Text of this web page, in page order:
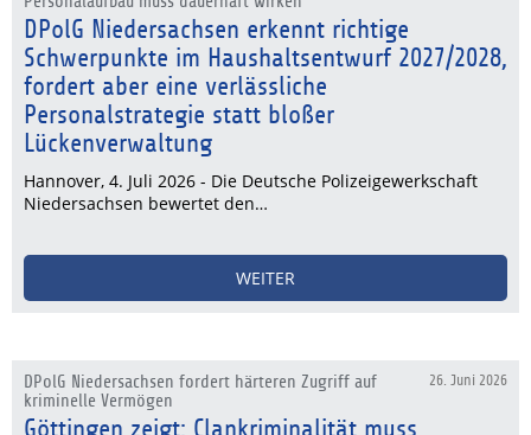
DPolG Niedersachsen erkennt richtige
Schwerpunkte im Haushaltsentwurf 2027/2028,
fordert aber eine verlässliche
Personalstrategie statt bloßer
Lückenverwaltung
Hannover, 4. Juli 2026 - Die Deutsche Polizeigewerkschaft
Niedersachsen bewertet den…
WEITER
26. Juni 2026
DPolG Niedersachsen fordert härteren Zugriff auf
kriminelle Vermögen
Göttingen zeigt: Clankriminalität muss